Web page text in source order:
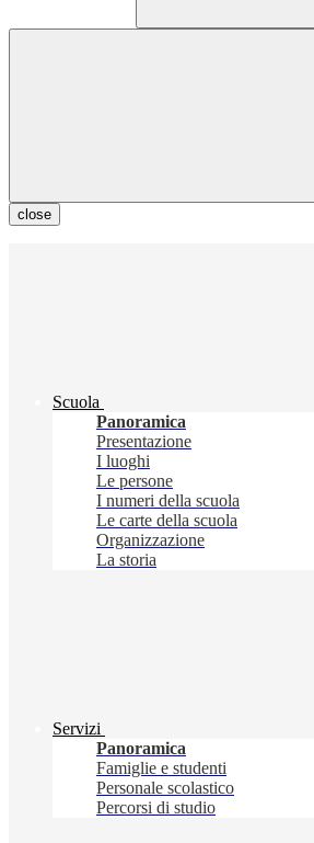
close
Scuola
Panoramica
Presentazione
I luoghi
Le persone
I numeri della scuola
Le carte della scuola
Organizzazione
La storia
Servizi
Panoramica
Famiglie e studenti
Personale scolastico
Percorsi di studio